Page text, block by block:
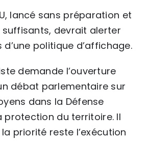
lancé sans préparation et
devrait alerter
d’une politique d’affichage.
demande l’ouverture
débat parlementaire sur
dans la Défense
protection du territoire. Il
priorité reste l’exécution